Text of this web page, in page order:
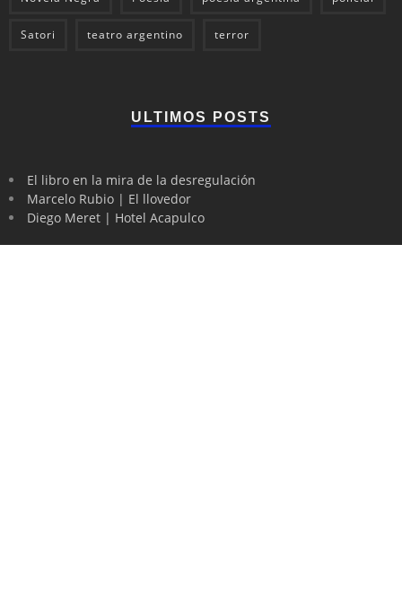
Satori teatro argentino terror
ULTIMOS POSTS
El libro en la mira de la desregulación
Marcelo Rubio | El llovedor
Diego Meret | Hotel Acapulco